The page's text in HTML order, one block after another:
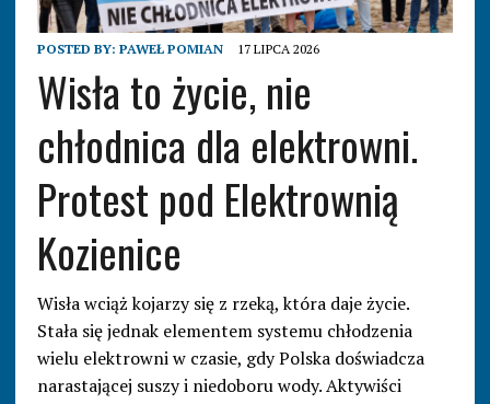
POSTED BY: PAWEŁ POMIAN 17 LIPCA 2026
Wisła to życie, nie
chłodnica dla elektrowni.
Protest pod Elektrownią
Kozienice
Wisła wciąż kojarzy się z rzeką, która daje życie.
Stała się jednak elementem systemu chłodzenia
wielu elektrowni w czasie, gdy Polska doświadcza
narastającej suszy i niedoboru wody. Aktywiści